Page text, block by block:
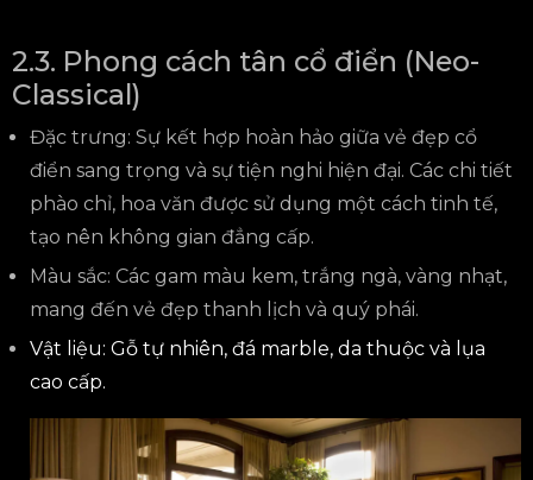
2.3. Phong cách tân cổ điển (Neo-
Classical)
Đặc trưng: Sự kết hợp hoàn hảo giữa vẻ đẹp cổ
điển sang trọng và sự tiện nghi hiện đại. Các chi tiết
phào chỉ, hoa văn được sử dụng một cách tinh tế,
tạo nên không gian đẳng cấp.
Màu sắc: Các gam màu kem, trắng ngà, vàng nhạt,
mang đến vẻ đẹp thanh lịch và quý phái.
Vật liệu: Gỗ tự nhiên, đá marble, da thuộc và lụa
cao cấp.